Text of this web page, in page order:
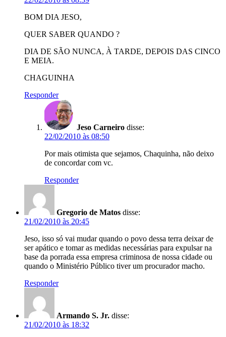
BOM DIA JESO,
QUER SABER QUANDO ?
DIA DE SÃO NUNCA, À TARDE, DEPOIS DAS CINCO
E MEIA.
CHAGUINHA
Responder
Jeso Carneiro disse:
22/02/2010 às 08:50
Por mais otimista que sejamos, Chaquinha, não deixo
de concordar com vc.
Responder
Gregorio de Matos disse:
21/02/2010 às 20:45
Jeso, isso só vai mudar quando o povo dessa terra deixar de
ser apático e tomar as medidas necessárias para expulsar na
base da porrada essa empresa criminosa de nossa cidade ou
quando o Ministério Público tiver um procurador macho.
Responder
Armando S. Jr. disse:
21/02/2010 às 18:32